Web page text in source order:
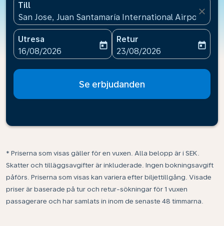
Till
San Jose, Juan Santamaría International
close
Utresa
fc-booking-departure-date-aria-label
16/08/2026
today
Retur
fc-booking-return-date-
23/08/2026
today
Se erbjudanden
* Priserna som visas gäller för en vuxen. Alla belopp är i SEK.
Skatter och tilläggsavgifter är inkluderade. Ingen bokningsavgift
påförs. Priserna som visas kan variera efter biljettillgång. Visade
priser är baserade på tur och retur-sökningar för 1 vuxen
passagerare och har samlats in inom de senaste 48 timmarna.